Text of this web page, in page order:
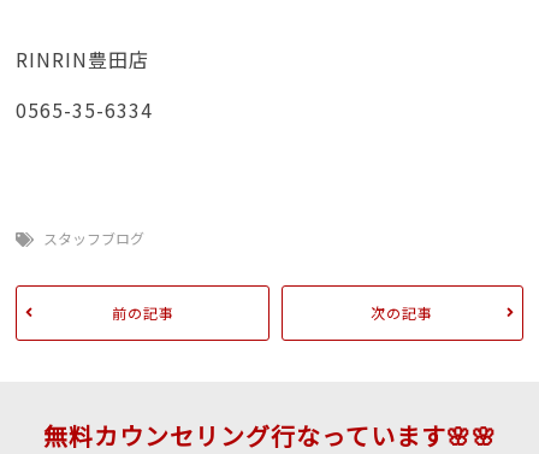
RINRIN豊田店
0565-35-6334
スタッフブログ
前の記事 次の記事
無料カウンセリング行なっています🌸🌸